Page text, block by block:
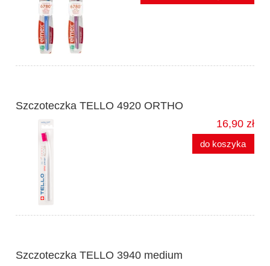
Szczoteczka TELLO 4920 ORTHO
16,90 zł
do koszyka
Szczoteczka TELLO 3940 medium